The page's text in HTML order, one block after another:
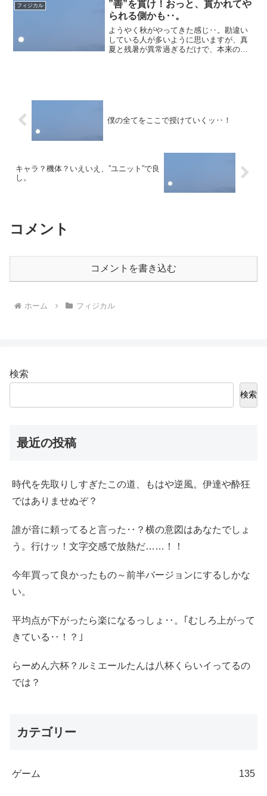
「広く浅く」はある程度満足は...
フィジカル
”善”を貫け！おっと、貫かれてや
られる側かも‥。
ようやく秋がやってきた感じ‥。勘違い
している人が多いように思いますが、真
夏と残暑が異常過ぎるだけで、本来の秋
僕の全てをここで授けていくッ‥！
キャラ？機体？いえいえ、”ユニット”で良
し。
コメント
コメントを書き込む
ホーム フィジカル
検索
検索
最近の投稿
時代を先取りしすぎたこの道、もはや逆風。伊達や酔狂
ではありませぬぞ？
誰が音に頼ってると言った‥？横の意図はあなたでしょ
う。行けッ！文字交感で放熱だ……！！
今年買って良かったもの～前半バージョンにするしかな
い。
平均点が下がったら楽になるっしょ‥。｢むしろ上がって
きている‥！？｣
らーめん六杯？ルミエールたんは八杯くらいイってるの
では？
カテゴリー
ゲーム 135